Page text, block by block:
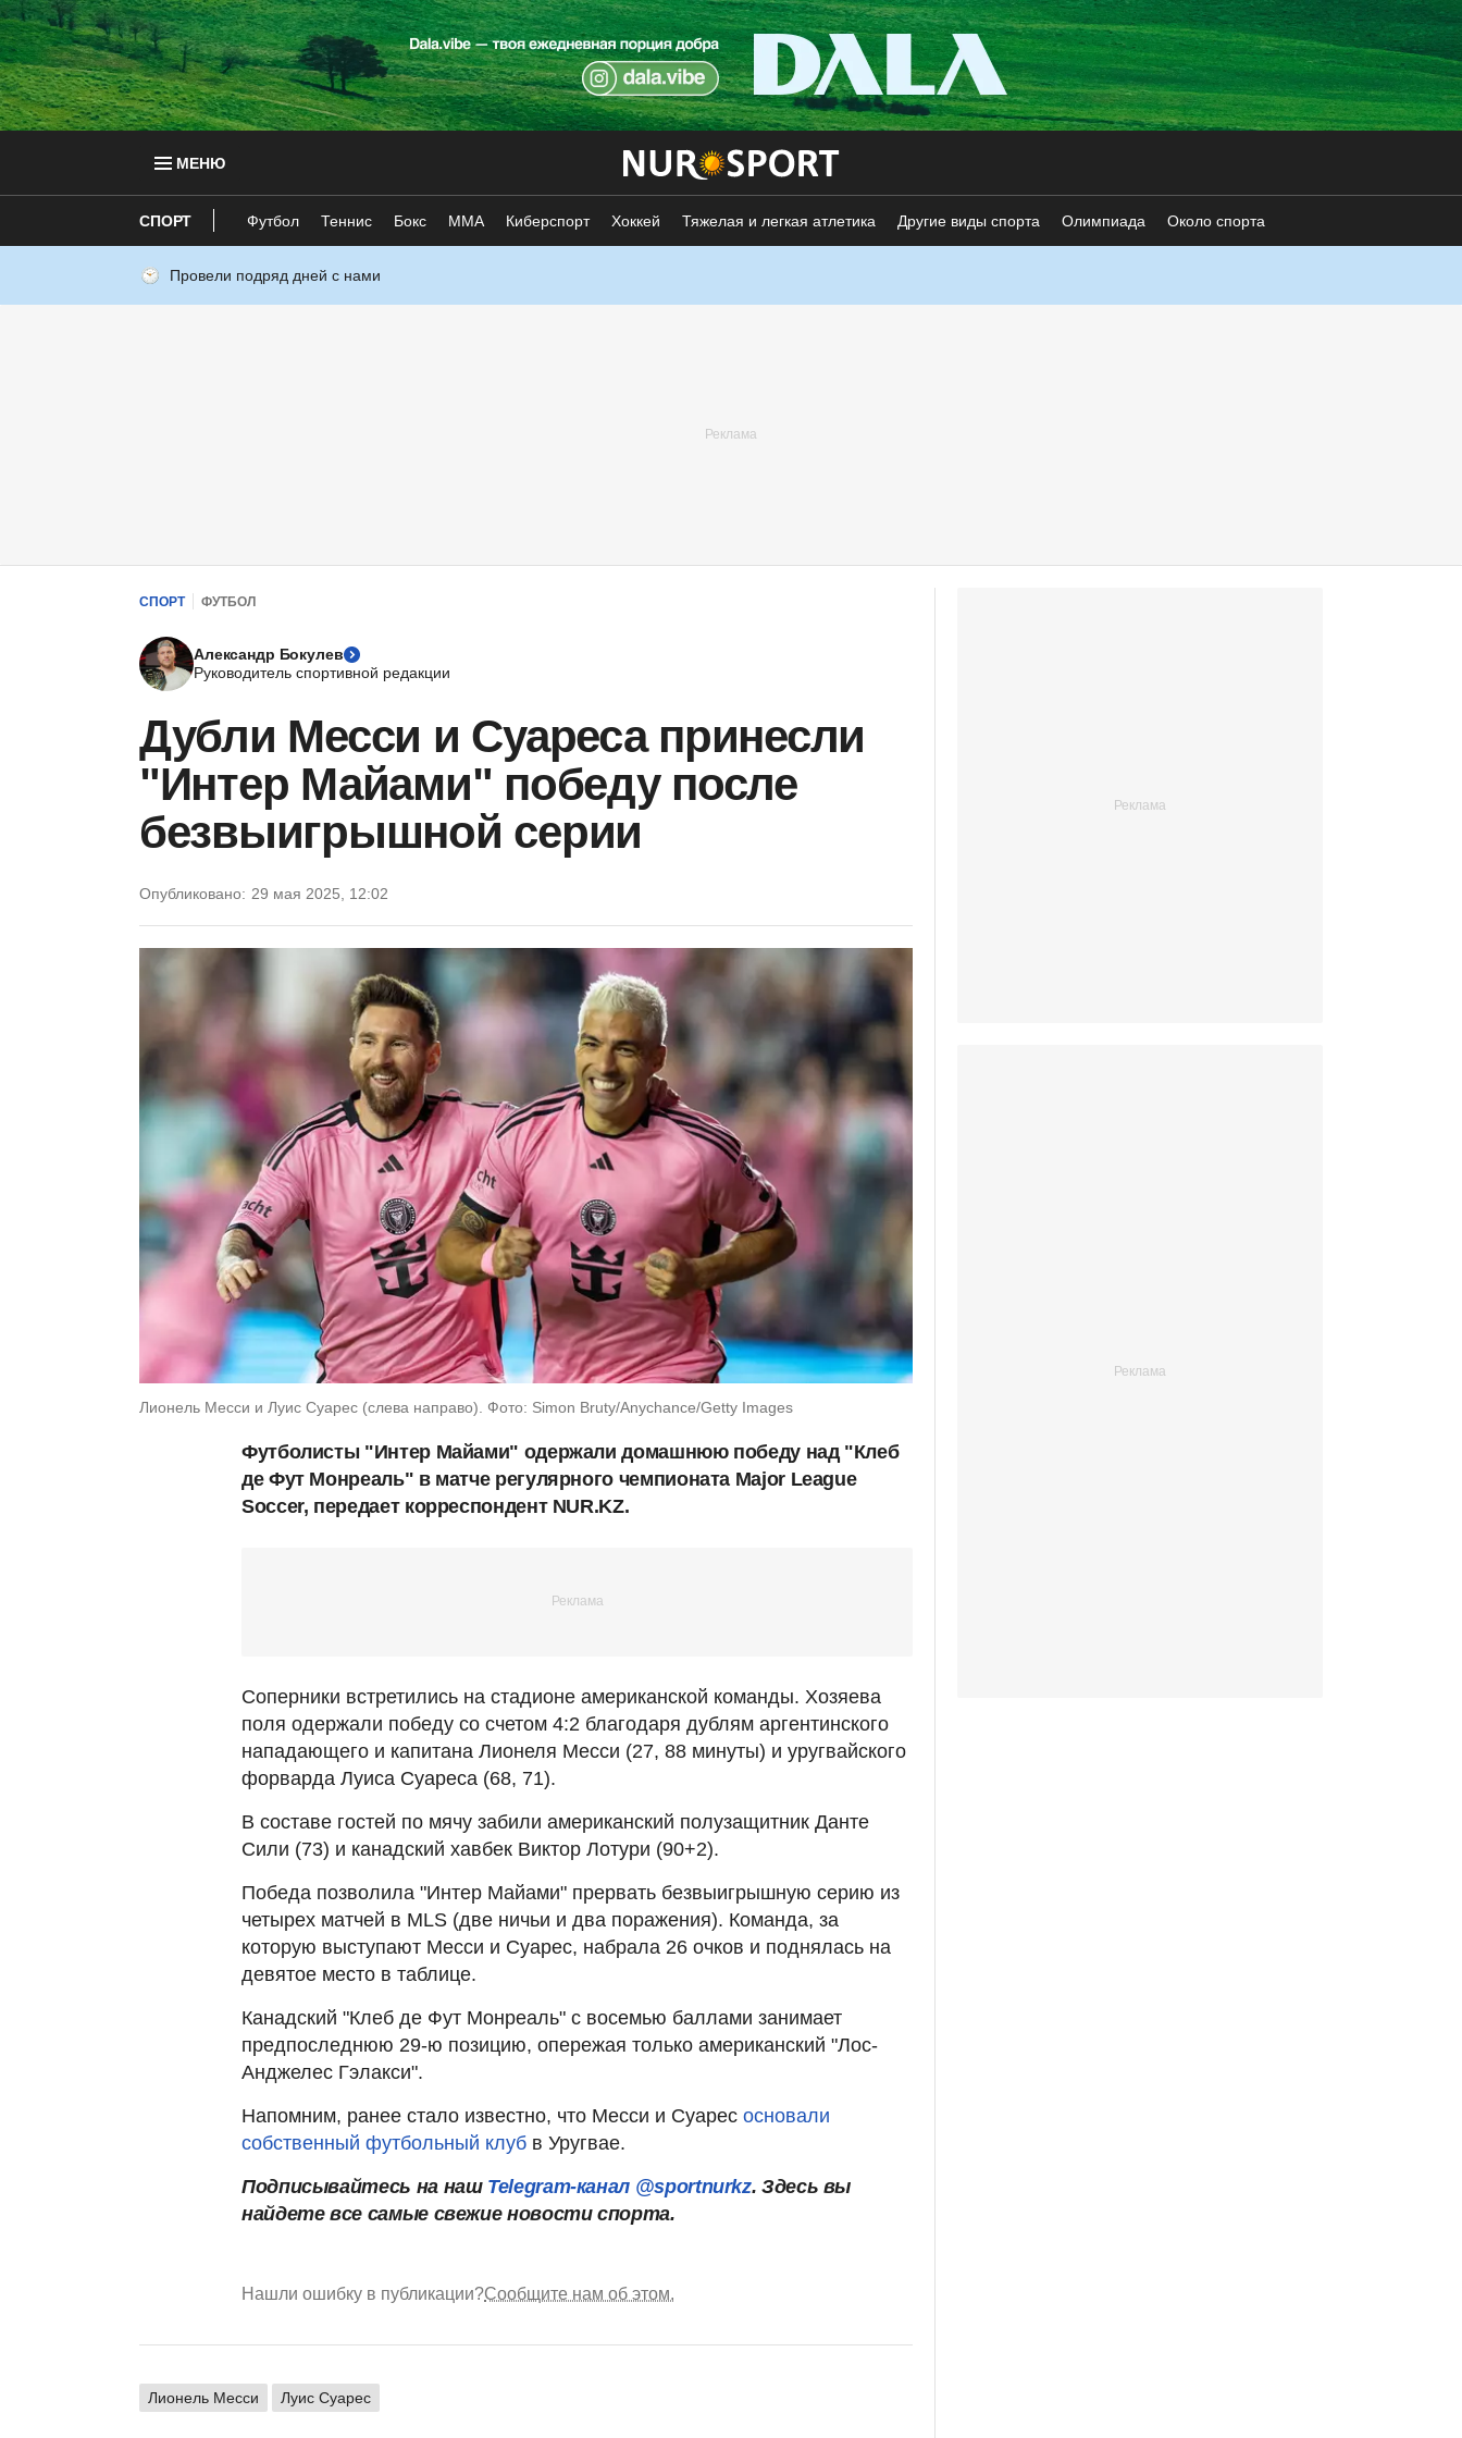
МЕНЮ
СПОРТ Футбол Теннис Бокс ММА Киберспорт Хоккей Тяжелая и легкая атлетика Другие виды спорта Олимпиада Около спорта
Провели подряд дней с нами
СПОРТ ФУТБОЛ
Александр Бокулев
Руководитель спортивной редакции
Дубли Месси и Суареса принесли
"Интер Майами" победу после
безвыигрышной серии
Опубликовано: 29 мая 2025, 12:02
Лионель Месси и Луис Суарес (слева направо). Фото: Simon Bruty/Anychance/Getty Images
Футболисты "Интер Майами" одержали домашнюю победу над "Клеб
де Фут Монреаль" в матче регулярного чемпионата Major League
Soccer, передает корреспондент NUR.KZ.
Соперники встретились на стадионе американской команды. Хозяева
поля одержали победу со счетом 4:2 благодаря дублям аргентинского
нападающего и капитана Лионеля Месси (27, 88 минуты) и уругвайского
форварда Луиса Суареса (68, 71).
В составе гостей по мячу забили американский полузащитник Данте
Сили (73) и канадский хавбек Виктор Лотури (90+2).
Победа позволила "Интер Майами" прервать безвыигрышную серию из
четырех матчей в MLS (две ничьи и два поражения). Команда, за
которую выступают Месси и Суарес, набрала 26 очков и поднялась на
девятое место в таблице.
Канадский "Клеб де Фут Монреаль" с восемью баллами занимает
предпоследнюю 29-ю позицию, опережая только американский "Лос-
Анджелес Гэлакси".
Напомним, ранее стало известно, что Месси и Суарес основали
собственный футбольный клуб в Уругвае.
Подписывайтесь на наш Telegram-канал @sportnurkz. Здесь вы
найдете все самые свежие новости спорта.
Нашли ошибку в публикации?Сообщите нам об этом.
Лионель Месси Луис Суарес